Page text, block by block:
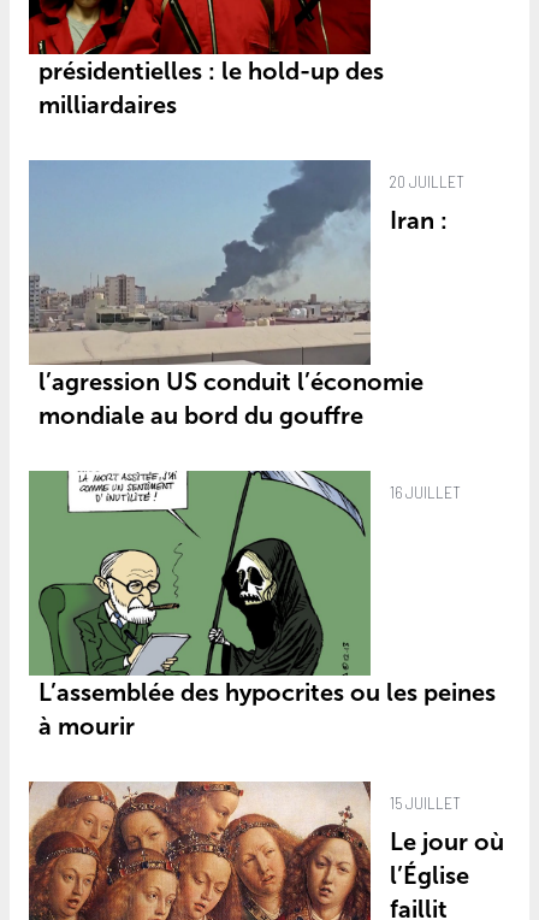
présidentielles : le hold-up des
milliardaires
20 JUILLET
Iran :
l’agression US conduit l’économie
mondiale au bord du gouffre
16 JUILLET
L’assemblée des hypocrites ou les peines
à mourir
15 JUILLET
Le jour où
l’Église
faillit